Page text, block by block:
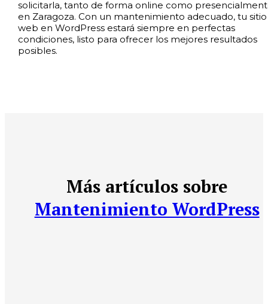
solicitarla, tanto de forma online como
en Zaragoza. Con un mantenimiento adecuado, tu sitio
web en WordPress estará siempre en perfectas
condiciones, listo para ofrecer los mejores resultados
posibles.
Más artículos sobre
Mantenimiento WordPress